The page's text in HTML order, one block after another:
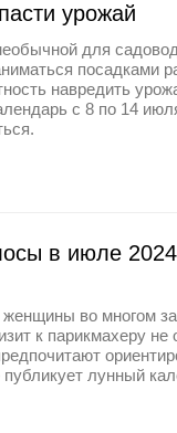
урожай
для
посадками
навредить
с 8 по 14
в июле
во многом
к парикмахеру не
лунный